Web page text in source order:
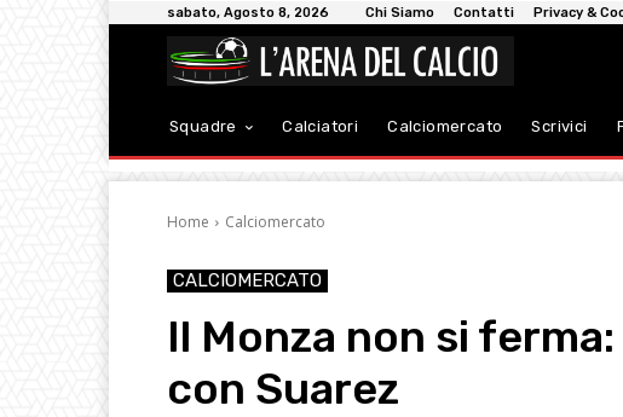
sabato, Agosto 8, 2026 Chi Siamo Contatti Privacy &
Squadre Calciatori Calciomercato Scrivici
Home Calciomercato
CALCIOMERCATO
Il Monza non si
con Suarez